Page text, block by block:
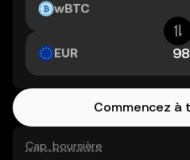
Cap. boursière
wBTC
EUR
Commencez à